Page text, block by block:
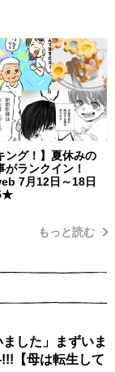
ング！】夏休みの
がランクイン！
7月12日～18日
もっと読む
ました」まずいま
【母は転生して